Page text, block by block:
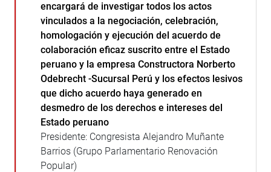
encargará de investigar todos los actos
vinculados a la negociación, celebración,
homologación y ejecución del acuerdo de
colaboración eficaz suscrito entre el Estado
peruano y la empresa Constructora Norberto
Odebrecht -Sucursal Perú y los efectos lesivos
que dicho acuerdo haya generado en
desmedro de los derechos e intereses del
Estado peruano
Presidente: Congresista Alejandro Muñante
Barrios (Grupo Parlamentario Renovación
Popular)